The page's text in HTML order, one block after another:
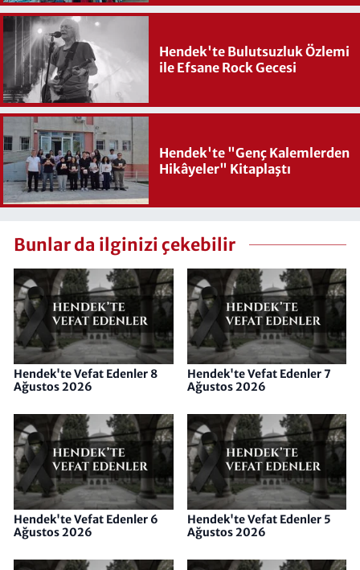
Hendek'te Bulutsuzluk Özlemi
ile Efsane Rock Gecesi
Hendek'te "Genç Kalemlerden
Hikâyeler" Kitaplaştı
Bunlar da ilginizi çekebilir
Hendek'te Vefat Edenler 8
Ağustos 2026
Hendek'te Vefat Edenler 7
Ağustos 2026
Hendek'te Vefat Edenler 6
Ağustos 2026
Hendek'te Vefat Edenler 5
Ağustos 2026